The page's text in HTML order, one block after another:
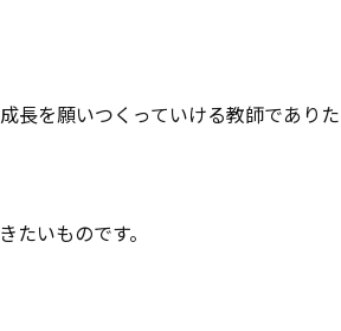
長を願いつくっていける教師であり
いものです。